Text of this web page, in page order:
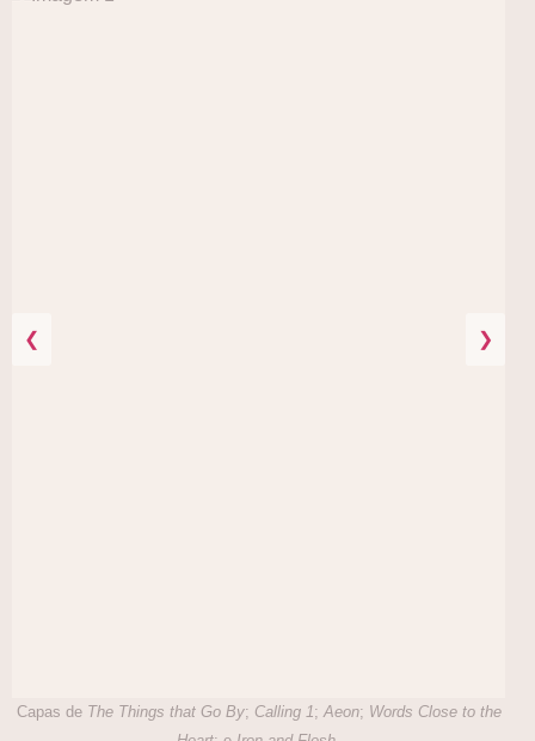
❮ ❯
Capas de The Things that Go By; Calling 1; Aeon; Words Close to the